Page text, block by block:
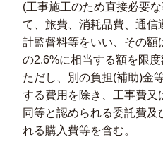
(工事施工のため直接必要
て、旅費、消耗品費、通信
計監督料等をいい、その
の2.6%に相当する額を限度
ただし、別の負担(補助)金
する費用を除き、工事費又
同等と認められる委託費
れる購入費等を含む。